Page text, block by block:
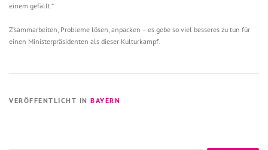
einem gefällt.“
Z’sammarbeiten, Probleme lösen, anpacken – es gebe so viel besseres zu tun für
einen Ministerpräsidenten als dieser Kulturkampf.
VERÖFFENTLICHT IN BAYERN